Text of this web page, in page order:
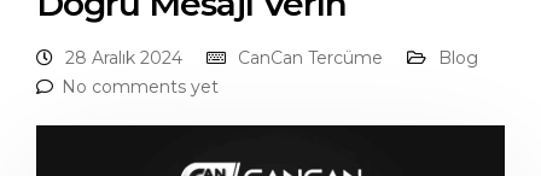
28 Aralık 2024 CanCan Tercüme
Blog
No comments yet